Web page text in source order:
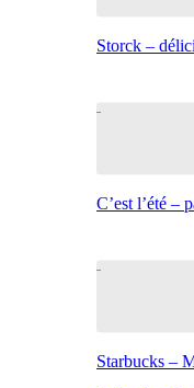
Storck –
C’est l’été –
Starbucks –